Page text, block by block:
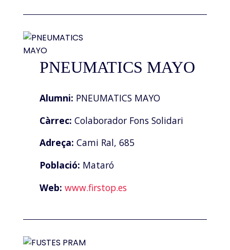
PNEUMATICS MAYO
Alumni: PNEUMATICS MAYO
Càrrec: Colaborador Fons Solidari
Adreça: Cami Ral, 685
Població: Mataró
Web: www.firstop.es